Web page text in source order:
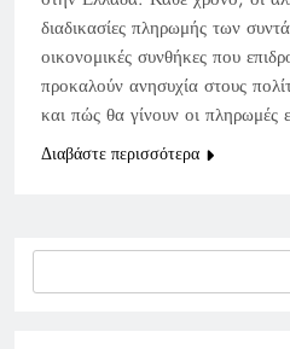
διαδικασίες πληρωμής των
οικονομικές συνθήκες που
προκαλούν ανησυχία στους
και πώς θα γίνουν οι πληρωμές
Διαβάστε περισσότερα